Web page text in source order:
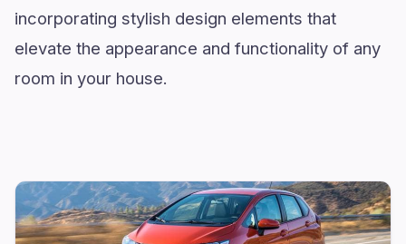
incorporating stylish design elements that
elevate the appearance and functionality of any
room in your house.